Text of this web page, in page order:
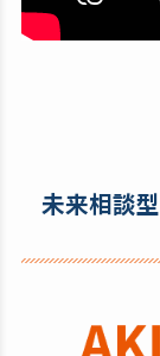
未来相談